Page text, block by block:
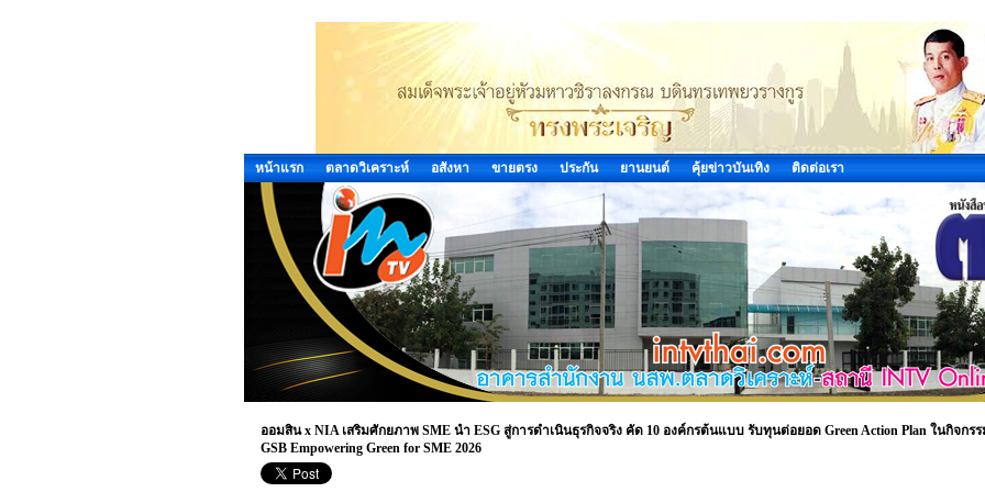
หน้าแรก ตลาดวิเคราะห์ อสังหา ขายตรง ประกัน ยานยนต์ คุ้ยข่าวบันเทิง ติดต่อเรา
ออมสิน x NIA เสริมศักยภาพ SME นำ ESG สู่การดำเนินธุรกิจจริง คัด 10 องค์กรต้นแบบ รับทุนต่อยอด Green Action Plan ในกิจกร
GSB Empowering Green for SME 2026